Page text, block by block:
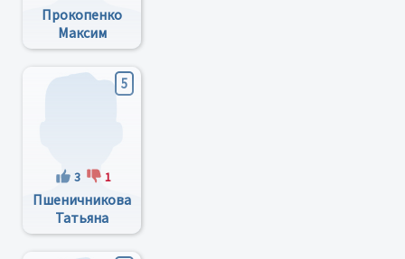
Прокопенко
Максим
Николаевич
5
3 1
Пшеничникова
Татьяна
Александровна